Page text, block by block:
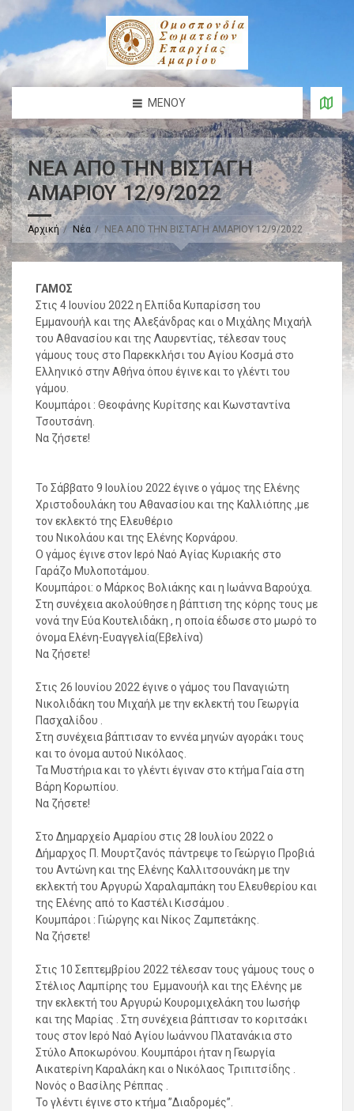
ΜΕΝΟΎ
ΝΕΑ ΑΠΟ ΤΗΝ ΒΙΣΤΑΓΗ
ΑΜΑΡΙΟΥ 12/9/2022
Αρχική Νέα ΝΕΑ ΑΠΟ ΤΗΝ ΒΙΣΤΑΓΗ ΑΜΑΡΙΟΥ 12/9/2022
ΓΑΜΟΣ
Στις 4 Ιουνίου 2022 η Ελπίδα Κυπαρίσση του
Εμμανουήλ και της Αλεξάνδρας και ο Μιχάλης Μιχαήλ
του Αθανασίου και της Λαυρεντίας, τέλεσαν τους
γάμους τους στο Παρεκκλήσι του Αγίου Κοσμά στο
Ελληνικό στην Αθήνα όπου έγινε και το γλέντι του
γάμου.
Κουμπάροι : Θεοφάνης Κυρίτσης και Κωνσταντίνα
Τσουτσάνη.
Να ζήσετε!
Το Σάββατο 9 Ιουλίου 2022 έγινε ο γάμος της Ελένης
Χριστοδουλάκη του Αθανασίου και της Καλλιόπης ,με
τον εκλεκτό της Ελευθέριο
του Νικολάου και της Ελένης Κορνάρου.
Ο γάμος έγινε στον Ιερό Ναό Αγίας Κυριακής στο
Γαράζο Μυλοποτάμου.
Κουμπάροι: ο Μάρκος Βολιάκης και η Ιωάννα Βαρούχα.
Στη συνέχεια ακολούθησε η βάπτιση της κόρης τους με
νονά την Εύα Κουτελιδάκη , η οποία έδωσε στο μωρό το
όνομα Ελένη-Ευαγγελία(Εβελίνα)
Να ζήσετε!
Στις 26 Ιουνίου 2022 έγινε ο γάμος του Παναγιώτη
Νικολιδάκη του Μιχαήλ με την εκλεκτή του Γεωργία
Πασχαλίδου .
Στη συνέχεια βάπτισαν το εννέα μηνών αγοράκι τους
και το όνομα αυτού Νικόλαος.
Τα Μυστήρια και το γλέντι έγιναν στο κτήμα Γαία στη
Βάρη Κορωπίου.
Να ζήσετε!
Στο Δημαρχείο Αμαρίου στις 28 Ιουλίου 2022 ο
Δήμαρχος Π. Μουρτζανός πάντρεψε το Γεώργιο Προβιά
του Αντώνη και της Ελένης Καλλιτσουνάκη με την
εκλεκτή του Αργυρώ Χαραλαμπάκη του Ελευθερίου και
της Ελένης από το Καστέλι Κισσάμου .
Κουμπάροι : Γιώργης και Νίκος Ζαμπετάκης.
Να ζήσετε!
Στις 10 Σεπτεμβρίου 2022 τέλεσαν τους γάμους τους ο
Στέλιος Λαμπίρης του Εμμανουήλ και της Ελένης με
την εκλεκτή του Αργυρώ Κουρομιχελάκη του Ιωσήφ
και της Μαρίας . Στη συνέχεια βάπτισαν το κοριτσάκι
τους στον Ιερό Ναό Αγίου Ιωάννου Πλατανάκια στο
Στύλο Αποκωρόνου. Κουμπάροι ήταν η Γεωργία
Αικατερίνη Καραλάκη και ο Νικόλαος Τριπιτσίδης .
Νονός ο Βασίλης Ρέππας .
Το γλέντι έγινε στο κτήμα ”Διαδρομές”.